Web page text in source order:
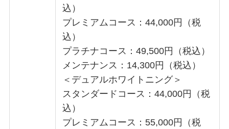
込）
プレミアムコース：44,000円（税
込）
プラチナコース：49,500円（税込）
メンテナンス：14,300円（税込）
＜デュアルホワイトニング＞
スタンダードコース：44,000円（税
込）
プレミアムコース：55,000円（税